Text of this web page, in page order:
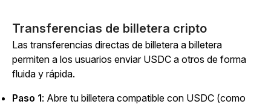
Transferencias de billetera cripto
Las transferencias directas de billetera a billetera
permiten a los usuarios enviar USDC a otros de forma
fluida y rápida.
Paso 1: Abre tu billetera compatible con USDC (como